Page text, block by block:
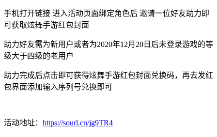
手机打开链接 进入活动页面绑定角色后 邀请一位好友助力即
可获取炫舞手游红包封面
助力好友需为新用户或者为2020年12月20日后未登录游戏的等
级大于四级的老用户
助力完成后点击即可获得炫舞手游红包封面兑换码，再去发红
包界面添加输入序列号兑换即可
活动地址： https://sourl.cn/jg9TR4